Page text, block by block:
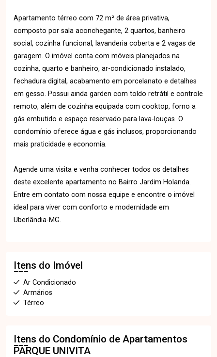
Apartamento térreo com 72 m² de área privativa,
composto por sala aconchegante, 2 quartos, banheiro
social, cozinha funcional, lavanderia coberta e 2 vagas de
garagem. O imóvel conta com móveis planejados na
cozinha, quarto e banheiro, ar-condicionado instalado,
fechadura digital, acabamento em porcelanato e detalhes
em gesso. Possui ainda garden com toldo retrátil e controle
remoto, além de cozinha equipada com cooktop, forno a
gás embutido e espaço reservado para lava-louças. O
condomínio oferece água e gás inclusos, proporcionando
mais praticidade e economia.
Agende uma visita e venha conhecer todos os detalhes
deste excelente apartamento no Bairro Jardim Holanda.
Entre em contato com nossa equipe e encontre o imóvel
ideal para viver com conforto e modernidade em
Uberlândia-MG.
Itens do Imóvel
Ar Condicionado
Armários
Térreo
Itens do Condomínio de Apartamentos
PARQUE UNIVITA